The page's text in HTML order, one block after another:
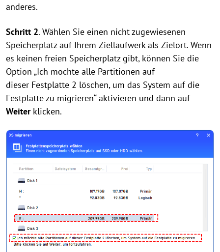
anderes.
Schritt 2. Wählen Sie einen nicht zugewiesenen
Speicherplatz auf Ihrem Ziellaufwerk als Zielort. Wenn
es keinen freien Speicherplatz gibt, können Sie die
Option „Ich möchte alle Partitionen auf
dieser Festplatte 2 löschen, um das System auf die
Festplatte zu migrieren“ aktivieren und dann auf
Weiterklicken.